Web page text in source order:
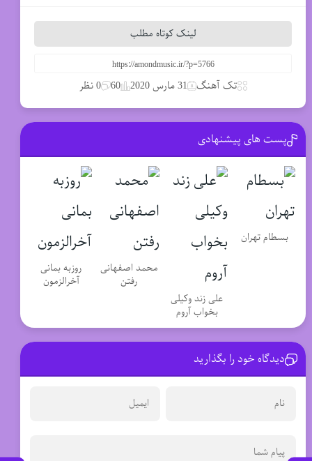
لینک کوتاه مطلب
تک آهنگ 31 مارس 2020 60 0 نظر
پست های پیشنهادی
بسطام تهران
علی زند وکیلی
بخواب آروم
محمد اصفهانی
رفتن
روزبه بمانی
آخرالزمون
دیدگاه خود را بگذارید